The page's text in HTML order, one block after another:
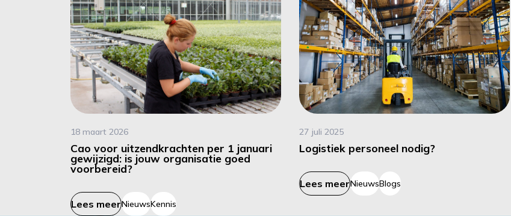
18 maart 2026
Cao voor uitzendkrachten per 1 januari
gewijzigd: is jouw organisatie goed
voorbereid?
Lees meerNieuwsKennis
27 juli 2025
Logistiek personeel nodig?
Lees meerNieuwsBlogs